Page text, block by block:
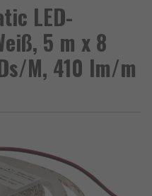
LED-
5 m x 8
M, 410 lm/m